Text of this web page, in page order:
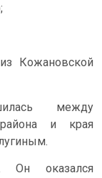
Кожановской
между
и края
Он оказался